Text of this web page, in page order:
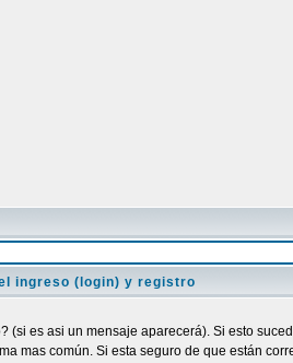
ingreso (login) y registro
es asi un mensaje aparecerá). Si esto
común. Si esta seguro de que están